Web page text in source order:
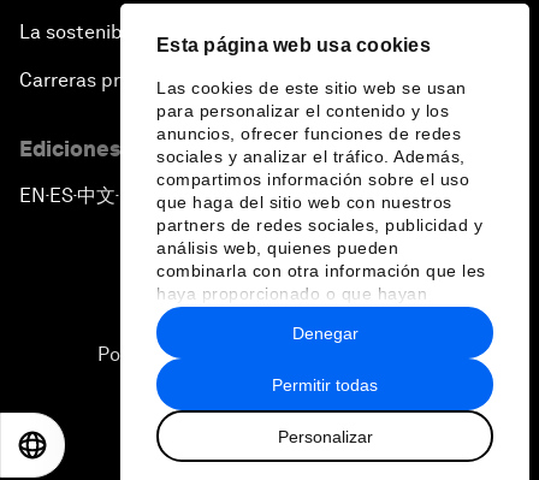
Esta página web usa cookies
Las cookies de este sitio web se usan
para personalizar el contenido y los
anuncios, ofrecer funciones de redes
sociales y analizar el tráfico. Además,
compartimos información sobre el uso
que haga del sitio web con nuestros
partners de redes sociales, publicidad y
análisis web, quienes pueden
combinarla con otra información que les
haya proporcionado o que hayan
recopilado a partir del uso que haya
hecho de sus servicios.
Permitir todas
Personalizar
Denegar
La sostenibilidad en el Foro
Carreras profesionales
Ediciones en otros idiomas
EN ▪ ES▪中文▪ 日本語
Política de privacidad y normas de uso
2026 Foro Económico Mundial